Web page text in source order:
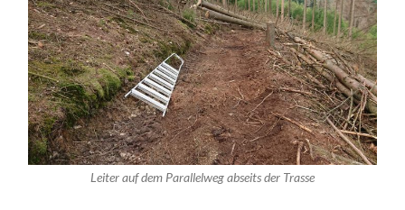
Leiter auf dem Parallelweg abseits der Trasse